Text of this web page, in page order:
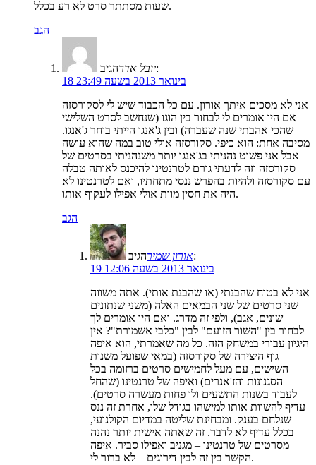
שעות מסתתר סרט לא רע בכלל.
הגב
יובל אדרהגיב:
18 בינואר 2013 בשעה 23:49
אני לא מסכים איתך אורון. עם כל הכבוד שיש לי לסקורסזה
אם היו אומרים לי לבחור בין הוגו (שנחשב לסרט השלישי
שהכי אהבתי שנה שעברה) ובין ג'אנגו הייתי בוחר ג'אנגו.
מסיבה אחת: הוא כיפי. סקורסזה אולי טוב במה שהוא עושה
אבל אני פשוט נהניתי בג'אנגו יותר משנהניתי בסרטים של
סקורסזה וזה לדעתי גורם לטרנטינו להיכנס לאותה טבלה
עם סקורסזה ולהיות בהפרש ננסי מתחתיו, ואם לטרנטינו לא
היה את חסין מוות אולי אפילו לעקוף אותו.
הגב
אורון שמירהגיב:
19 בינואר 2013 בשעה 12:06
אני לא בטוח שהבנתי (או שהבנת אותי). אתה משווה
שני סרטים של שני הבמאים האלה (משני שנתונים
שונים, אגב), ולפי זה מדרג. ואם היו אומרים לך
לבחור בין "השור הזועם" לבין "כלבי אשמורת"? אין
היגיון עבורי במשחק הזה. כל מה שאמרתי, הוא איפה
גוף היצירה של סקורסזה (במאי שפועל משנות
השישים, עם מעל לחמישים סרטים ברזומה בכל
הסגנונות והז'אנרים) ואיפה של טרנטינו (שהחל
לעבוד בשנות התשעים ולו פחות מעשרה סרטים).
עדיף להשוות אותו למישהו בגודל שלו, אחרת זה ננס
שנלחם בענק. ומבחינת שליטה במדיום הקולנועי,
בכלל עדיף לא לדבר. זה שאתה אישית יותר נהנה
מסרטים של טרנטינו – מגניב ואפילו סביר. איפה
הקשר בין זה לבין דירוגים – לא ברור לי.